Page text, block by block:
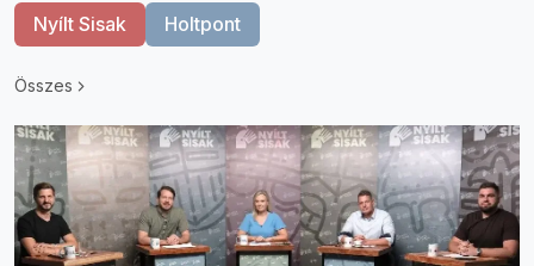
Nyílt Sisak Holtpont
Összes